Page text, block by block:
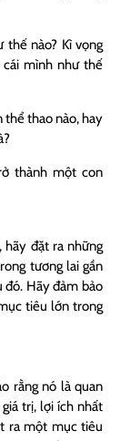
thế nào? Kì vọng
cái mình như thế
thể thao nào, hay
thành một con
đặt ra những
tương lai gần
đó. Hãy đảm bảo
tiêu lớn trong
rằng nó là quan
trị, lợi ích nhất
ra một mục tiêu